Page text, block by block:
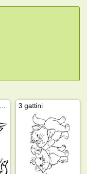
3 gattini